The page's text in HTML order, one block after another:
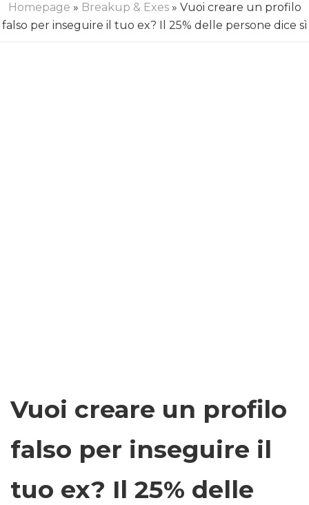
Homepage » Breakup & Exes» Vuoi creare un profilo
falso per inseguire il tuo ex? Il 25% delle persone dice sì
Vuoi creare un profilo
falso per inseguire il
tuo ex? Il 25% delle